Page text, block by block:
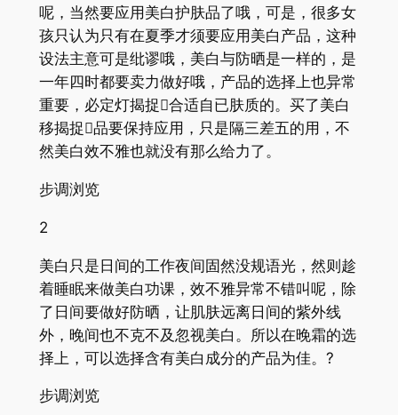
呢，当然要应用美白护肤品了哦，可是，很多女
孩只认为只有在夏季才须要应用美白产品，这种
设法主意可是纰谬哦，美白与防晒是一样的，是
一年四时都要卖力做好哦，产品的选择上也异常
重要，必定灯揭捉合适自已肤质的。买了美白
移揭捉品要保持应用，只是隔三差五的用，不
然美白效不雅也就没有那么给力了。
步调浏览
2
美白只是日间的工作夜间固然没规语光，然则趁
着睡眠来做美白功课，效不雅异常不错叫呢，除
了日间要做好防晒，让肌肤远离日间的紫外线
外，晚间也不克不及忽视美白。所以在晚霜的选
择上，可以选择含有美白成分的产品为佳。?
步调浏览